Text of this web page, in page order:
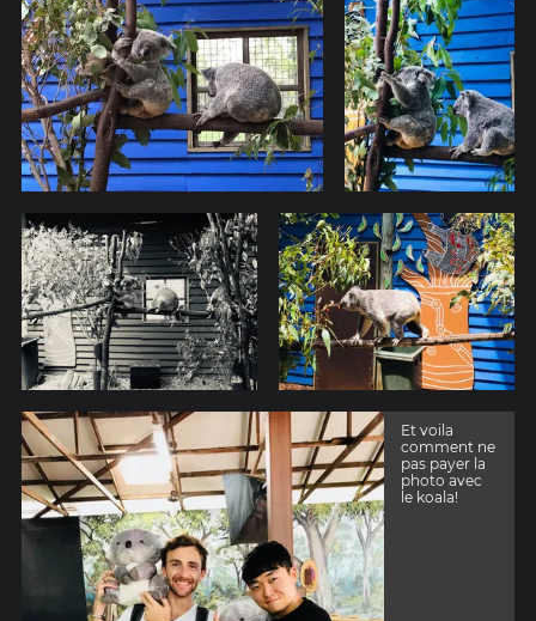
Et voila
comment ne
pas payer la
photo avec
le koala!